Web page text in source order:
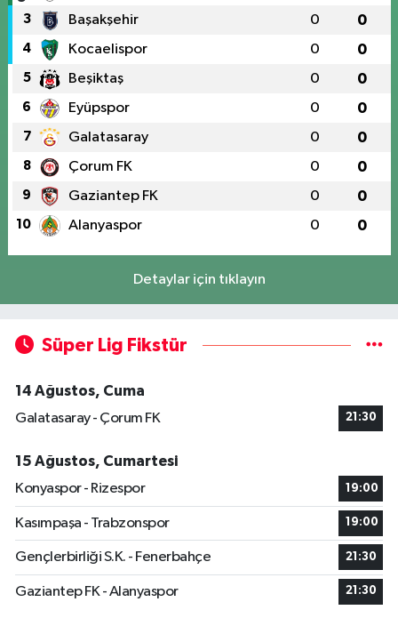
3 Başakşehir 0 0
4 Kocaelispor 0 0
5 Beşiktaş 0 0
6 Eyüpspor 0 0
7 Galatasaray 0 0
8 Çorum FK 0 0
9 Gaziantep FK 0 0
10 Alanyaspor 0 0
Detaylar için tıklayın
Süper Lig Fikstür
14 Ağustos, Cuma
Galatasaray - Çorum FK
21:30
15 Ağustos, Cumartesi
Konyaspor - Rizespor
19:00
Kasımpaşa - Trabzonspor 19:00
Gençlerbirliği S.K. - Fenerbahçe 21:30
Gaziantep FK - Alanyaspor 21:30